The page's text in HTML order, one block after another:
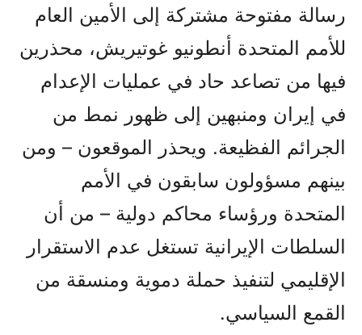
رسالة مفتوحة مشتركة إلى الأمين العام
للأمم المتحدة أنطونيو غوتيريش، محذرين
فيها من تصاعد حاد في عمليات الإعدام
في إيران ومنبهين إلى ظهور نمط من
الجرائم الفظيعة. ويحذر الموقعون – ومن
بينهم مسؤولون سابقون في الأمم
المتحدة ورؤساء محاكم دولية – من أن
السلطات الإيرانية تستغل عدم الاستقرار
الإقليمي لتنفيذ حملة دموية ومنسقة من
القمع السياسي.